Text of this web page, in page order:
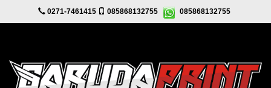
0271-7461415 085868132755 085868132755